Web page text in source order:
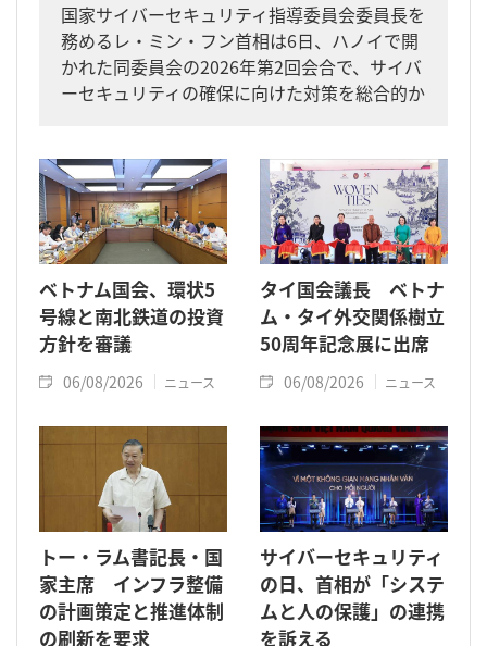
国家サイバーセキュリティ指導委員会委員長を
務めるレ・ミン・フン首相は6日、ハノイで開
かれた同委員会の2026年第2回会合で、サイバ
ーセキュリティの確保に向けた対策を総合的か
ベトナム国会、環状5
号線と南北鉄道の投資
方針を審議
06/08/2026 ニュース
タイ国会議長 ベトナ
ム・タイ外交関係樹立
50周年記念展に出席
06/08/2026 ニュース
トー・ラム書記長・国
家主席 インフラ整備
の計画策定と推進体制
の刷新を要求
サイバーセキュリティ
の日、首相が「システ
ムと人の保護」の連携
を訴える